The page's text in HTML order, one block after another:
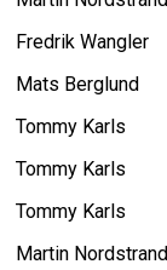
Fredrik Wangler
Mats Berglund
Tommy Karls
Tommy Karls
Tommy Karls
Martin Nordstrand